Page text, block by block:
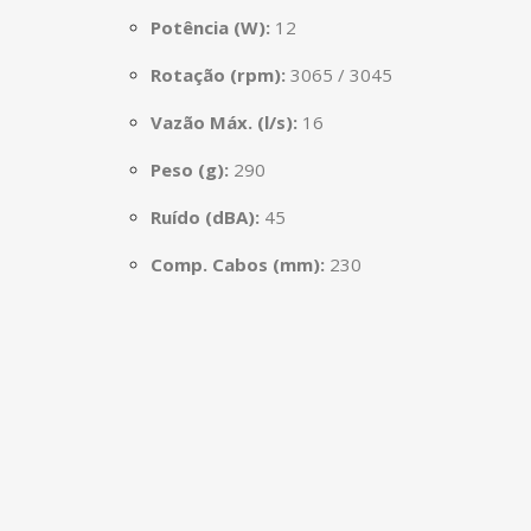
Potência (W): 12
Rotação (rpm): 3065 / 3045
Vazão Máx. (l/s): 16
Peso (g): 290
Ruído (dBA): 45
Comp. Cabos (mm): 230